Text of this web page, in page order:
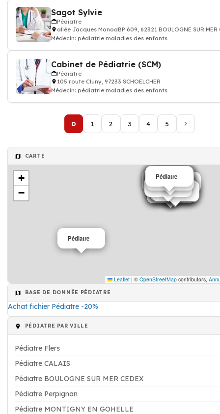
Sagot Sylvie
Pédiatre
allée Jacques MonodBP 609, 62321 BOULOGNE SUR MER
Médecin: pédiatrie maladies des enfants
Cabinet de Pédiatrie (SCM)
Pédiatre
105 route Cluny, 97233 SCHOELCHER
Médecin: pédiatrie maladies des enfants
0 1 2 3 4 5
CARTE
Pédiatre
Pédiatre
Pédiatre
Pédiatre
Pédiatre
Pédiatre
Pédiatre
Pédiatre
Pédiatre
Pédiatre
Pédiatre
Pédiatre
Pédiatre
Pédiatre
Pédiatre
Pédiatre
Pédiatre
Pédiatre
Pédiatre
+
−
Leaflet | © OpenStreetMap contributors,
BASE DE DONNÉE PÉDIATRE
Achat fichier Pédiatre -20%
PÉDIATRE PAR VILLE
Pédiatre Flers
Pédiatre CALAIS
Pédiatre BOULOGNE SUR MER CEDEX
Pédiatre Perpignan
Pédiatre MONTIGNY EN GOHELLE